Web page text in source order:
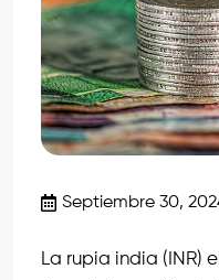
Septiembre 30,
La rupia india (INR)